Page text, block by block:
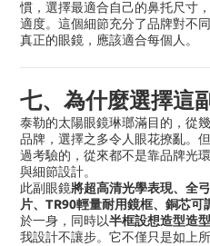
慣，選擇最適合自己的鼻托尺寸
適度。這個細節充分了品牌對不
真正的眼鏡，應該適合每個人。
七、為什麼選擇這
泰勒的太陽眼鏡琳瑯滿目的，從
品牌，選擇之多令人眼花撩亂。
過考驗的，從來都不是靠品牌光
與細節設計。
此副眼鏡將超高清光學表現、全
片、 TR90輕量耐用鏡框、銅芯可
於一身，同時以半框設想造型造型
我設計不讓步。它不僅只是如上